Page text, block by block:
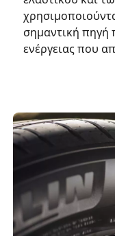
σημαντική πηγή
ενέργειας που